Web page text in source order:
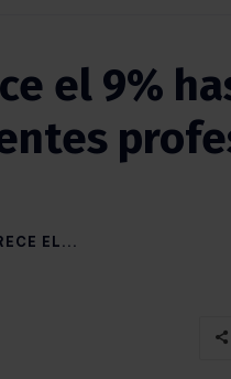
el 9%
EL...